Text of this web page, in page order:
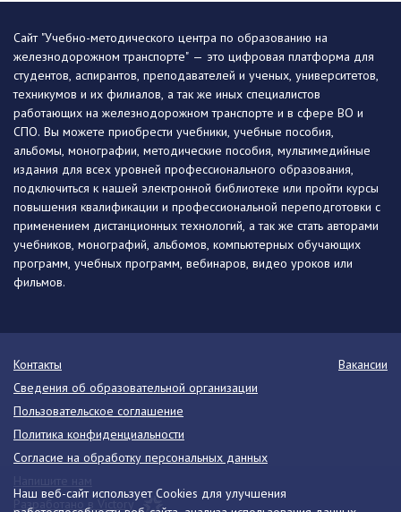
Наш веб-сайт использует Cookies для улучшения
Сайт "Учебно-методического центра по образованию на
железнодорожном транспорте" — это цифровая платформа для
студентов, аспирантов, преподавателей и ученых, университетов,
техникумов и их филиалов, а так же иных специалистов
работающих на железнодорожном транспорте и в сфере ВО и
СПО. Вы можете приобрести учебники, учебные пособия,
альбомы, монографии, методические пособия, мультимедийные
издания для всех уровней профессионального образования,
подключиться к нашей электронной библиотеке или пройти курсы
повышения квалификации и профессиональной переподготовки с
применением дистанционных технологий, а так же стать авторами
учебников, монографий, альбомов, компьютерных обучающих
программ, учебных программ, вебинаров, видео уроков или
фильмов.
Контакты
Вакансии
Сведения об образовательной организации
Пользовательское соглашение
Политика конфиденциальности
Согласие на обработку персональных данных
Разработано в Victory